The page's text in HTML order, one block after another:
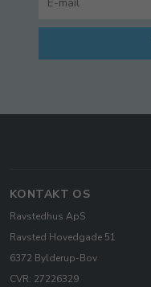
KONTAKT OS
Ravstedhus ApS
Ravsted Hovedgade 51
6372 Bylderup-Bov
CVR: 27226329